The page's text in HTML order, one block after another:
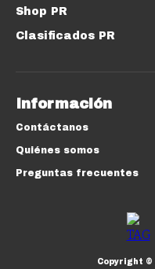
Shop PR
Clasificados PR
Información
Contáctanos
Quiénes somos
Preguntas frecuentes
Copyright ©